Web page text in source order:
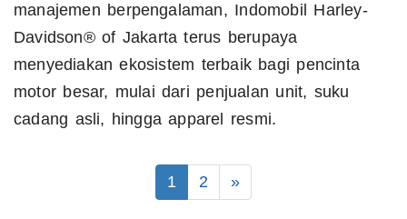
manajemen berpengalaman, Indomobil Harley-
Davidson® of Jakarta terus berupaya
menyediakan ekosistem terbaik bagi pencinta
motor besar, mulai dari penjualan unit, suku
cadang asli, hingga apparel resmi.
1 2 »